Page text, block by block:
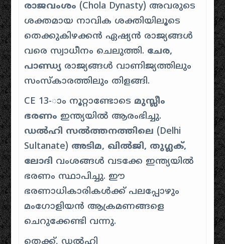
രാജവംശം (Chola Dynasty) അവരുടെ
ശക്തമായ നാവിക ശക്തിയിലൂടെ
തെക്കുകിഴക്കൻ ഏഷ്യൻ രാജ്യങ്ങൾ
വരെ സ്വാധീനം ചെലുത്തി. ചേര,
പാണ്ഡ്യ രാജ്യങ്ങൾ വാണിജ്യത്തിലും
സംസ്കാരത്തിലും തിളങ്ങി.
CE 13-ാം നൂറ്റാണ്ടോടെ മുസ്ലീം
ഭരണം ഇന്ത്യയിൽ ആരംഭിച്ചു.
ഡൽഹി സൽത്തനത്തിലെ (Delhi
Sultanate) അടിമ, ഖിൽജി, തുഗ്ലക്,
ലോദി വംശങ്ങൾ വടക്കേ ഇന്ത്യയിൽ
ഭരണം സ്ഥാപിച്ചു. ഈ
ഭരണാധികാരികൾക്ക് പലപ്പോഴും
മംഗോളിയൻ ആക്രമണങ്ങളെ
ചെറുക്കേണ്ടി വന്നു.